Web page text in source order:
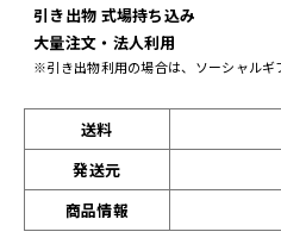
引き出物 式場持ち込み
大量注文・法人利用
※引き出物利用の場合は、ソーシャルギ
送料
発送元
商品情報